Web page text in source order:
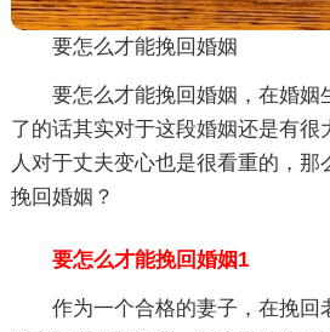
要怎么才能挽回婚姻
要怎么才能挽回婚姻，在婚姻
了的话其实对于这段婚姻还是有很
人对于丈夫变心也是很看重的，
挽回婚姻？
要怎么才能挽回婚姻1
作为一个合格的妻子，在挽回